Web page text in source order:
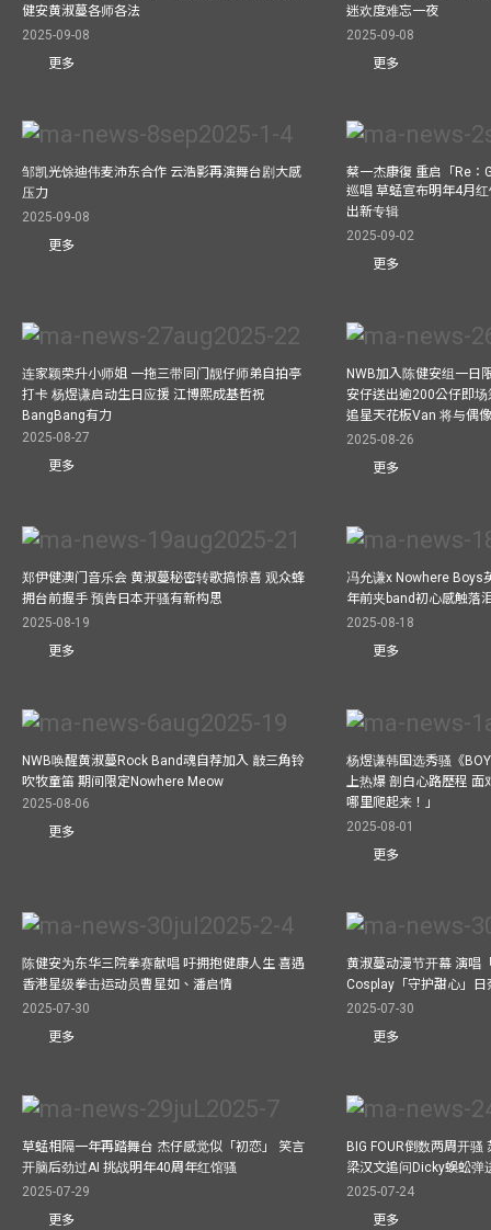
健安黄淑蔓各师各法
2025-09-08
更多
迷欢度难忘一夜
2025-09-08
更多
邹凯光馀迪伟麦沛东合作 云浩影再演舞台剧大感
压力
2025-09-08
更多
蔡一杰康復 重启「Re：
巡唱 草蜢宣布明年4月
出新专辑
2025-09-02
更多
连家颖荣升小师姐 一拖三带同门靓仔师弟自拍亭
打卡 杨煜谦启动生日应援 江博熙成基哲祝
BangBang有力
2025-08-27
更多
NWB加入陈健安组一日
安仔送出逾200公仔即
追星天花板Van 将与偶
2025-08-26
更多
郑伊健澳门音乐会 黄淑蔓秘密转歌搞惊喜 观众蜂
拥台前握手 预告日本开骚有新构思
2025-08-19
更多
冯允谦x Nowhere Boys
年前夹band初心感触落
2025-08-18
更多
NWB唤醒黄淑蔓Rock Band魂自荐加入 敲三角铃
吹牧童笛 期间限定Nowhere Meow
2025-08-06
更多
杨煜谦韩国选秀骚《
上热爆 剖白心路歷程
哪里爬起来！」
2025-08-01
更多
陈健安为东华三院拳赛献唱 吁拥抱健康人生 喜遇
香港星级拳击运动员曹星如、潘启情
2025-07-30
更多
黄淑蔓动漫节开幕 演唱
Cosplay「守护甜心」
2025-07-30
更多
草蜢相隔一年再踏舞台 杰仔感觉似「初恋」 笑言
开脑后劲过AI 挑战明年40周年红馆骚
2025-07-29
更多
BIG FOUR倒数两周开
梁汉文追问Dicky蜈蚣弹
2025-07-24
更多